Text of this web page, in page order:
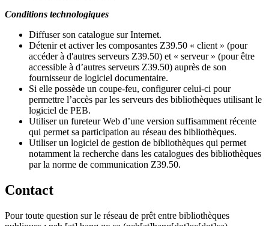
Conditions technologiques
Diffuser son catalogue sur Internet.
Détenir et activer les composantes Z39.50 « client » (pour
accéder à d'autres serveurs Z39.50) et « serveur » (pour être
accessible à d’autres serveurs Z39.50) auprès de son
fournisseur de logiciel documentaire.
Si elle possède un coupe-feu, configurer celui-ci pour
permettre l’accès par les serveurs des bibliothèques utilisant le
logiciel de PEB.
Utiliser un fureteur Web d’une version suffisamment récente
qui permet sa participation au réseau des bibliothèques.
Utiliser un logiciel de gestion de bibliothèques qui permet
notamment la recherche dans les catalogues des bibliothèques
par la norme de communication Z39.50.
Contact
Pour toute question sur le réseau de prêt entre bibliothèques